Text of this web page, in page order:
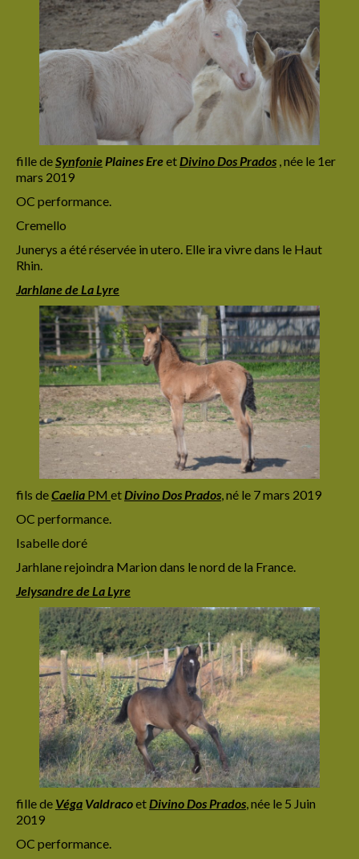
fille deSynfoniePlaines EreetDivino Dos Prados , née le 1er
mars 2019
OC performance.
Cremello
Junerys a été réservée in utero. Elle ira vivre dans le Haut
Rhin.
Jarhlane de La Lyre
fils deCaelia PM etDivino Dos Prados,né le 7 mars 2019
OC performance.
Isabelle doré
Jarhlane rejoindra Marion dans le nord de la France.
Jelysandre de La Lyre
fille de Véga ValdracoetDivino Dos Prados,née le 5 Juin
2019
OC performance.